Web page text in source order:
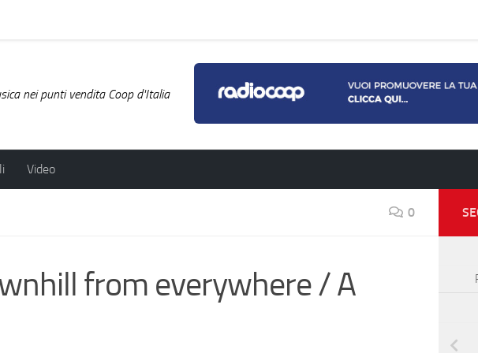
nei punti vendita Coop d'Italia
Video
0
from everywhere / A